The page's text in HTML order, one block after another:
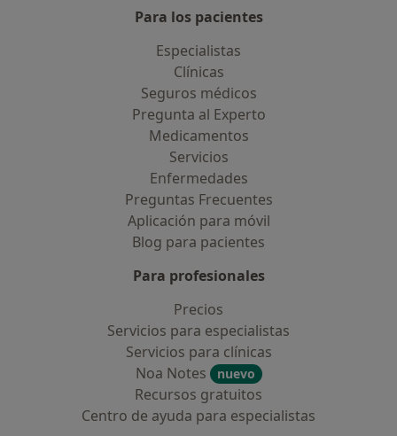
Para los pacientes
Especialistas
Clínicas
Seguros médicos
Pregunta al Experto
Medicamentos
Servicios
Enfermedades
Preguntas Frecuentes
Aplicación para móvil
Blog para pacientes
Para profesionales
Precios
Servicios para especialistas
Servicios para clínicas
Noa Notes
nuevo
Recursos gratuitos
Centro de ayuda para especialistas